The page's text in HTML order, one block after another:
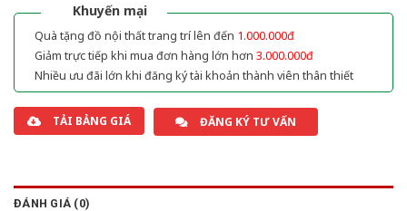
Khuyến mại
Quà tặng đồ nội thất trang trí lên đến 1.000.000đ
Giảm trực tiếp khi mua đơn hàng lớn hơn 3.000.000đ
Nhiều ưu đãi lớn khi đăng ký tài khoản thành viên thân thiết
TẢI BẢNG GIÁ ĐĂNG KÝ TƯ VẤN
ĐÁNH GIÁ (0)